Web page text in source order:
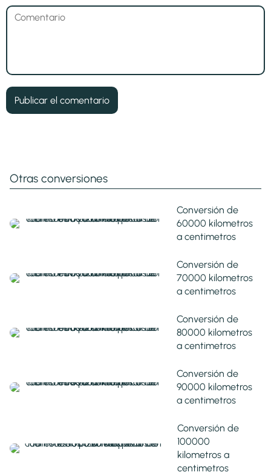
Otras conversiones
Conversión de
60000 kilometros
a centimetros
Conversión de
70000 kilometros
a centimetros
Conversión de
80000 kilometros
a centimetros
Conversión de
90000 kilometros
a centimetros
Conversión de
100000
kilometros a
centimetros